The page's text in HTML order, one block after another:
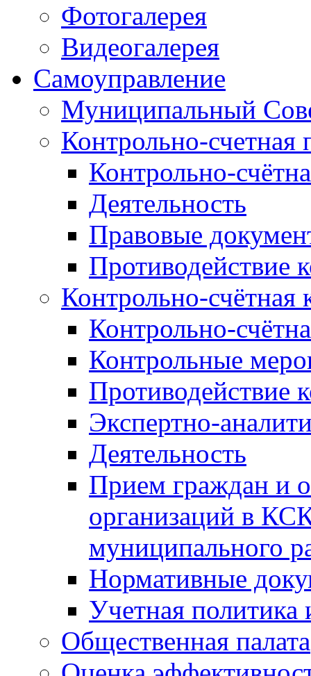
Фотогалерея
Видеогалерея
Самоуправление
Муниципальный
Контрольно-счетная
Контрольно-
Деятельность
Правовые
Противодействие
Контрольно-счётная
Контрольно-
Контрольные
Противодействие
Экспертно-
Деятельность
Прием граждан и
организаций в
муниципального
Нормативные
Учетная политика
Общественная палата